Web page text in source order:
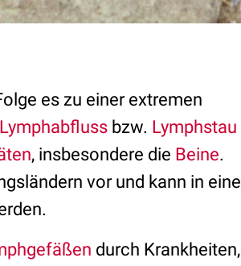
es zu einer extremen
Lymphabfluss bzw. Lymphstau
, insbesondere die Beine.
vor und kann in eine
durch Krankheiten,